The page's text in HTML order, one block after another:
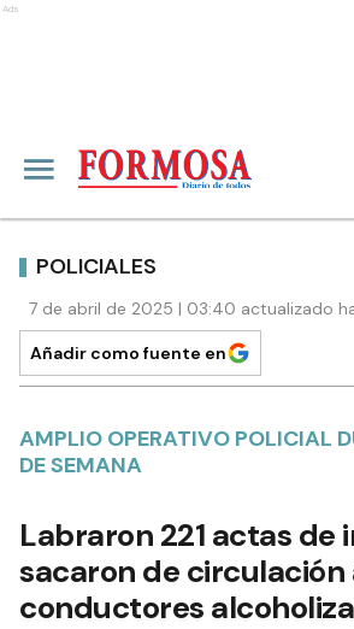
Ads
POLICIALES
7 de abril de 2025 | 03:40 actualizado
Añadir como fuente en
AMPLIO OPERATIVO POLICIAL
DE SEMANA
Labraron 221 actas de
sacaron de circulación
conductores